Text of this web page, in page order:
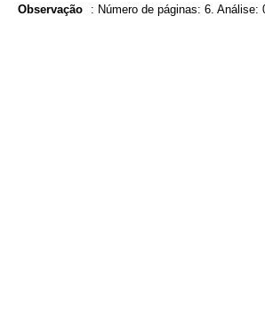
Observação : Número de páginas: 6. Análise: